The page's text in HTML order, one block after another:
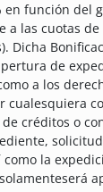
en función del
a las cuotas de
Dicha
de
a los
cualesquiera
créditos o
como la